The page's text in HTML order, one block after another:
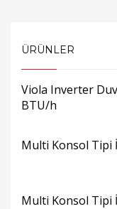
ÜRÜNLER
Viola Inverter
BTU/h
Multi Konsol Tipi
Multi Konsol Tipi